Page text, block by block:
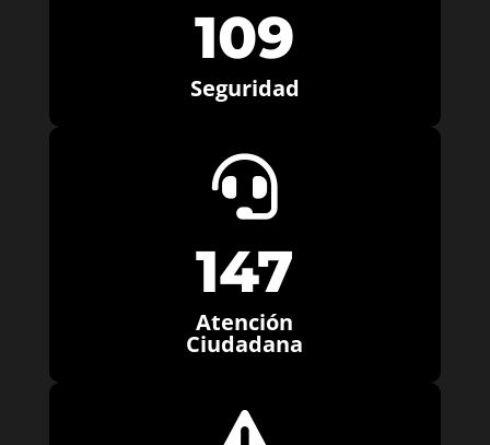
109
Seguridad

147
Atención
Ciudadana